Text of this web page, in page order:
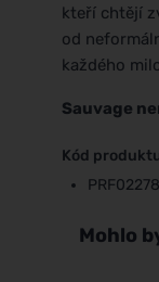
kteří chtějí
od
každého
Sauvage
Kód
Mohlo